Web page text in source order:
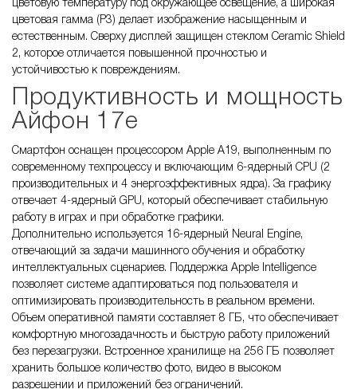
цветовую температуру под окружающее освещение, а широкая
цветовая гамма (P3) делает изображение насыщенным и
естественным. Сверху дисплей защищен стеклом Ceramic Shield
2, которое отличается повышенной прочностью и
устойчивостью к повреждениям.
Продуктивность и мощность
Айфон 17е
Смартфон оснащен процессором Apple A19, выполненным по
современному техпроцессу и включающим 6-ядерный CPU (2
производительных и 4 энергоэффективных ядра). За графику
отвечает 4-ядерный GPU, который обеспечивает стабильную
работу в играх и при обработке графики.
Дополнительно используется 16-ядерный Neural Engine,
отвечающий за задачи машинного обучения и обработку
интеллектуальных сценариев. Поддержка Apple Intelligence
позволяет системе адаптироваться под пользователя и
оптимизировать производительность в реальном времени.
Объем оперативной памяти составляет 8 ГБ, что обеспечивает
комфортную многозадачность и быструю работу приложений
без перезагрузки. Встроенное хранилище на 256 ГБ позволяет
хранить большое количество фото, видео в высоком
разрешении и приложений без ограничений.